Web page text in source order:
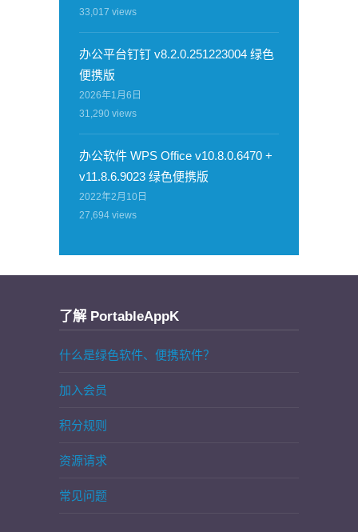
33,017 views
办公平台钉钉 v8.2.0.251223004 绿色
便携版
2026年1月6日
31,290 views
办公软件 WPS Office v10.8.0.6470 +
v11.8.6.9023 绿色便携版
2022年2月10日
27,694 views
了解 PortableAppK
什么是绿色软件、便携软件？
加入会员
积分规则
资源请求
常见问题